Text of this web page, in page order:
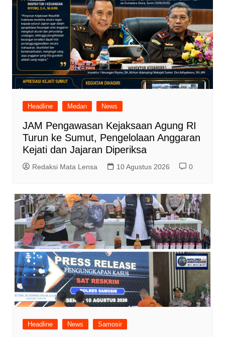
Headline Medan News
JAM Pengawasan Kejaksaan Agung RI
Turun ke Sumut, Pengelolaan Anggaran
Kejati dan Jajaran Diperiksa
Redaksi Mata Lensa 10 Agustus 2026 0
Headline News Samosir